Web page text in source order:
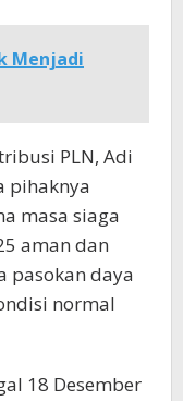
Menjadi
PLN, Adi
pihaknya
masa siaga
aman dan
pasokan daya
normal
18 Desember